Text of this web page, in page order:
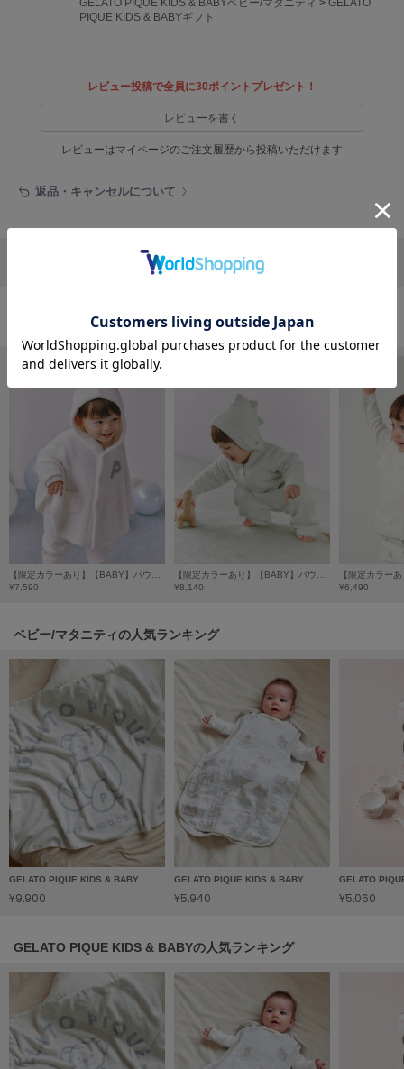
ジェラート ピケ
ジェラート ピケ キャットアンドドッグ
gelato pique Sleep
Henon.
へノン
HOKA ONEONE
ホカ オネオネ
LAATO
ラート
le coq sportif
ルコックスポルティフ
LeSportsac
レスポートサック
LILY BROWN
リリーブラウン
LILY BROWN Lingerie
リリーブラウンランジェリー
リトルユニオン トウキョウ
made of Organics
メイドオブオーガニクス
PIQUE KIDS & BABYギフト
レビュー投稿で全員に30ポイントプレゼント！
レビューを書く
レビューはマイページのご注文履歴から投稿いただけます
返品・キャンセルについて
リポストする LINEで送る
¥7,590
¥8,140
¥6,490
ベビー/マタニティの人気ランキング
GELATO PIQUE KIDS & BABY
¥9,900
GELATO PIQUE KIDS & BABY
¥5,940
GELATO
¥5,060
GELATO PIQUE KIDS & BABYの人気ランキング